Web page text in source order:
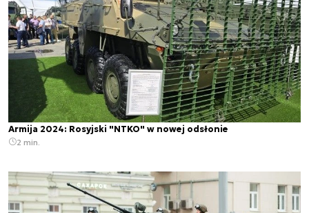
Armija 2024: Rosyjski "NTKO" w nowej odsłonie
2 min.